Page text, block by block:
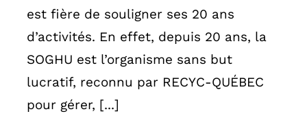
est fière de souligner ses 20 ans
d’activités. En effet, depuis 20 ans, la
SOGHU est l’organisme sans but
lucratif, reconnu par RECYC-QUÉBEC
pour gérer, [...]